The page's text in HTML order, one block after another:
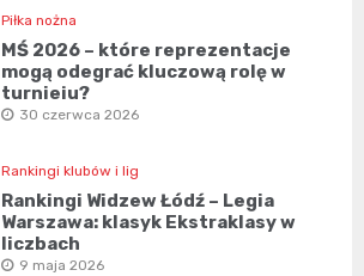
Piłka nożna
MŚ 2026 – które reprezentacje
mogą odegrać kluczową rolę w
turnieju?
30 czerwca 2026
Rankingi klubów i lig
Rankingi Widzew Łódź – Legia
Warszawa: klasyk Ekstraklasy w
liczbach
9 maja 2026